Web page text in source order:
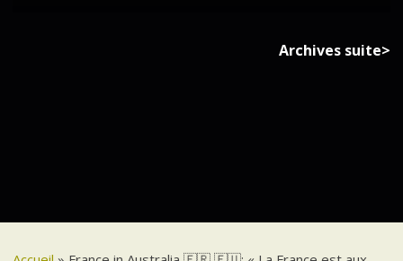
Archives suite>